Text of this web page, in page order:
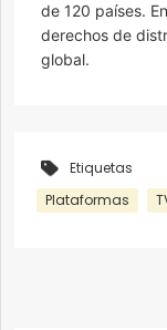
de 120 países.
derechos de
global.
Etiquetas
Plataformas